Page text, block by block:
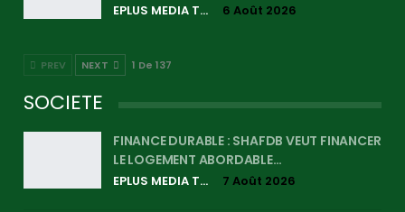
EPLUS MEDIA TV 6 Août 2026
PREV NEXT 1 De 137
SOCIETE
FINANCE DURABLE : SHAFDB VEUT FINANCER
LE LOGEMENT ABORDABLE…
EPLUS MEDIA TV 7 Août 2026